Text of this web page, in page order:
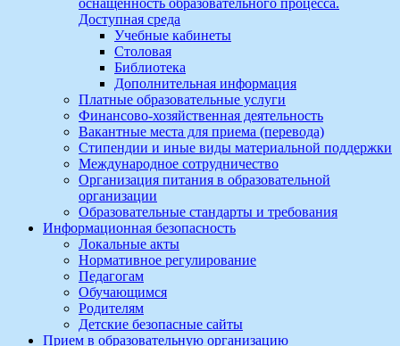
оснащенность образовательного процесса.
Доступная среда
Учебные кабинеты
Столовая
Библиотека
Дополнительная информация
Платные образовательные услуги
Финансово-хозяйственная деятельность
Вакантные места для приема (перевода)
Стипендии и иные виды материальной поддержки
Международное сотрудничество
Организация питания в образовательной
организации
Образовательные стандарты и требования
Информационная безопасность
Локальные акты
Нормативное регулирование
Педагогам
Обучающимся
Родителям
Детские безопасные сайты
Прием в образовательную организацию